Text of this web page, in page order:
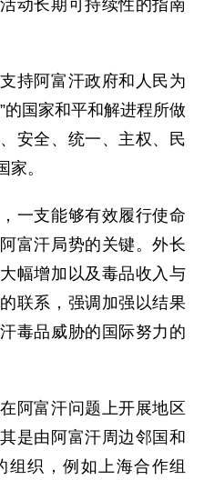
动长期可持续性的指南
阿富汗政府和人民为
的国家和平和解进程所做
安全、统一、主权、民
。
支能够有效履行使命
富汗局势的关键。外长
幅增加以及毒品收入与
联系，强调加强以结果
毒品威胁的国际努力的
富汗问题上开展地区
是由阿富汗周边邻国和
织，例如上海合作组